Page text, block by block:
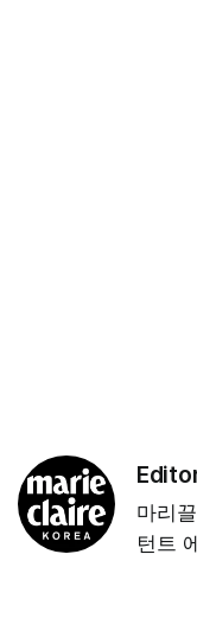
마리
턴트